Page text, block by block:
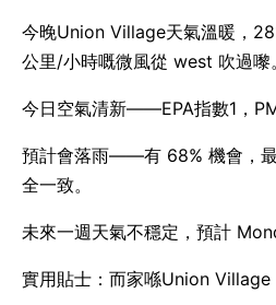
今晚Union Village天氣溫暖，
公里/小時嘅微風從 west 吹過嚟
今日空氣清新——EPA指數1，
預計會落雨——有 68% 機會，
全一致。
未來一週天氣不穩定，預計
實用貼士：而家喺Union Village